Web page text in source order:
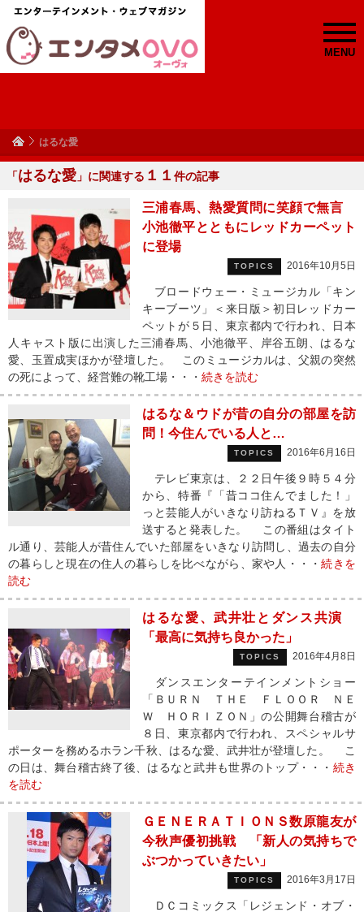
MENU
はるな愛
「はるな愛 」に関連する １１ 件の記事
三浦春馬、熱愛質問に笑顔で無言
小池徹平とともにレッドカーペット
に登場
TOPICS 2016年10月5日
ブロードウェー・ミュージカル「キン
キーブーツ」＜来日版＞初日レッドカー
ペットが５日、東京都内で行われ、日本
人キャスト版に出演した三浦春馬、小池徹平、岸谷五朗、はるな
愛、玉置成実ほかが登壇した。 このミュージカルは、父親の突然
の死によって、経営難の靴工場・・・ 続きを読む
はるな＆ウドが昔の自分の部屋を訪
問！今住んでいる人と…
TOPICS 2016年6月16日
テレビ東京は、２２日午後９時５４分
から、特番『「昔ココ住んでました！」
っと芸能人がいきなり訪ねるＴＶ』を放
送すると発表した。 この番組はタイト
ル通り、芸能人が昔住んでいた部屋をいきなり訪問し、過去の自分
の暮らしと現在の住人の暮らしを比べながら、家や人・・・続きを
読む
はるな愛、武井壮とダンス共演
「最高に気持ち良かった」
TOPICS 2016年4月8日
ダンスエンターテインメントショー
「ＢＵＲＮ ＴＨＥ ＦＬＯＯＲ ＮＥ
Ｗ ＨＯＲＩＺＯＮ」の公開舞台稽古が
８日、東京都内で行われ、スペシャルサ
ポーターを務めるホラン千秋、はるな愛、武井壮が登壇した。 こ
の日は、舞台稽古終了後、はるなと武井も世界のトップ・・・ 続き
を読む
ＧＥＮＥＲＡＴＩＯＮＳ数原龍友が
今秋声優初挑戦 「新人の気持ちで
ぶつかっていきたい」
TOPICS 2016年3月17日
ＤＣコミックス「レジェンド・オブ・